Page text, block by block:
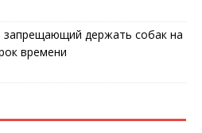
держать собак на
времени